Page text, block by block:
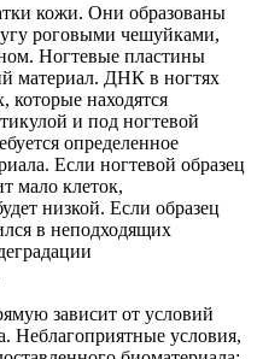
кожи. Они образованы
роговыми чешуйками,
Ногтевые пластины
материал. ДНК в ногтях
которые находятся
и под ногтевой
определенное
Если ногтевой образец
мало клеток,
низкой. Если образец
в неподходящих
зависит от условий
Неблагоприятные условия,